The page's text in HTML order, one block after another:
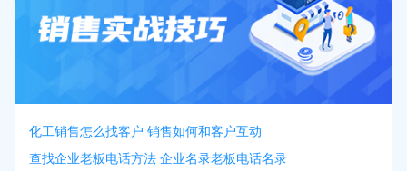
化工销售怎么找客户 销售如何和客户互动
查找企业老板电话方法 企业名录老板电话名录